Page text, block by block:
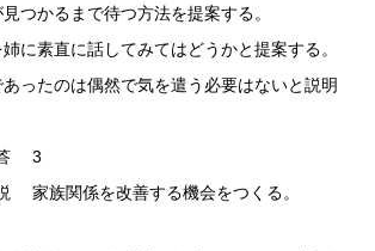
つかるまで待つ方法を提案する。
に素直に話してみてはどうかと提案する。
ったのは偶然で気を遣う必要はないと説明
3
族関係を改善する機会をつくる。